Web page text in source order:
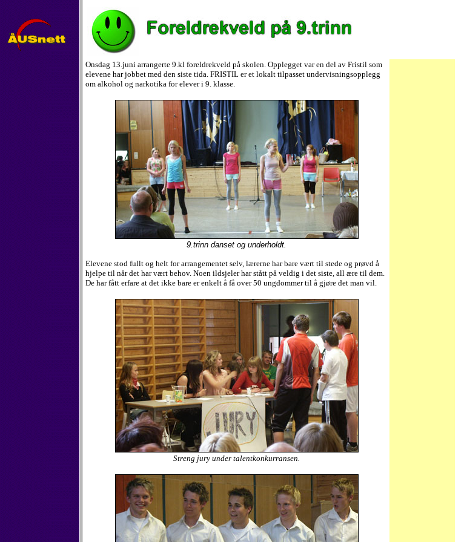
Onsdag 13.juni arrangerte 9.kl foreldrekveld på skolen. Opplegget var en del av Fristil som
elevene har jobbet med den siste tida. FRISTIL er et lokalt tilpasset undervisningsopplegg
om alkohol og narkotika for elever i 9. klasse.
9.trinn danset og underholdt.
Elevene stod fullt og helt for arrangementet selv, lærerne har bare vært til stede og prøvd å
hjelpe til når det har vært behov. Noen ildsjeler har stått på veldig i det siste, all ære til dem.
De har fått erfare at det ikke bare er enkelt å få over 50 ungdommer til å gjøre det man vil.
Streng jury under talentkonkurransen.